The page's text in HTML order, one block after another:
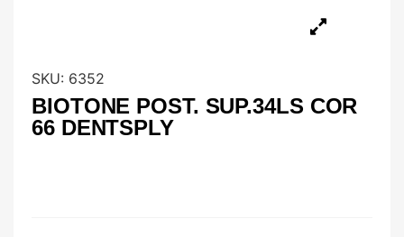
SKU: 6352
BIOTONE POST. SUP.34LS COR
66 DENTSPLY